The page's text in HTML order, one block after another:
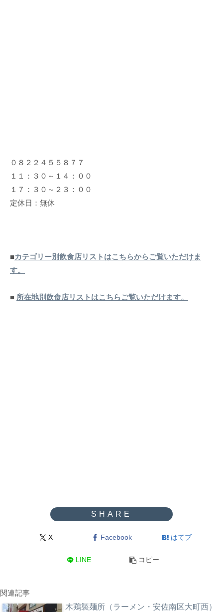
０８２２４５５８７７
１１：３０～１４：００
１７：３０～２３：００
定休日：無休
■カテゴリー別飲食店リストはこちらからご覧いただけま
す。
■ 所在地別飲食店リストはこちらご覧いただけます。
X Facebook はてブ
LINE コピー
関連記事
木鶏製麺所（ラーメン・安佐南区大町西）